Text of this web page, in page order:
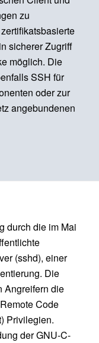
zu
sicherer Zugriff
möglich. Die
SSH für
oder zur
angebundenen
durch die im Mai
(sshd), einer
Die
Angreifern die
Code
Privilegien.
der GNU-C-